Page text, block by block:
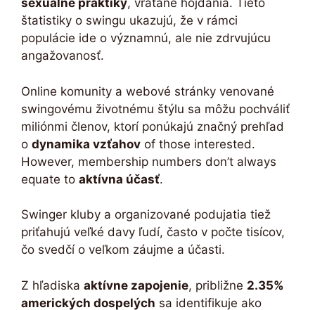
sexuálne praktiky, vrátane hojdania. Tieto
štatistiky o swingu ukazujú, že v rámci
populácie ide o významnú, ale nie zdrvujúcu
angažovanosť.
Online komunity a webové stránky venované
swingovému životnému štýlu sa môžu pochváliť
miliónmi členov, ktorí ponúkajú značný prehľad
o dynamika vzťahov of those interested.
However, membership numbers don’t always
equate to aktívna účasť.
Swinger kluby a organizované podujatia tiež
priťahujú veľké davy ľudí, často v počte tisícov,
čo svedčí o veľkom záujme a účasti.
Z hľadiska aktívne zapojenie, približne 2.35%
amerických dospelých sa identifikuje ako